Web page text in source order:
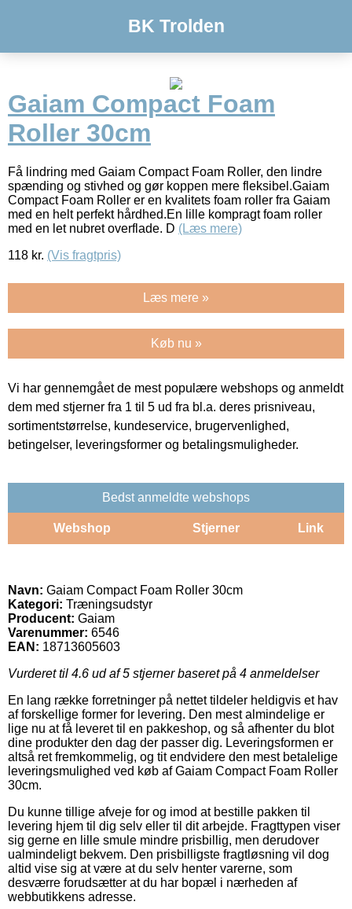
BK Trolden
Gaiam Compact Foam
Roller 30cm
Få lindring med Gaiam Compact Foam Roller, den lindre
spænding og stivhed og gør koppen mere fleksibel.Gaiam
Compact Foam Roller er en kvalitets foam roller fra Gaiam
med en helt perfekt hårdhed.En lille kompragt foam roller
med en let nubret overflade. D (Læs mere)
118 kr. (Vis fragtpris)
Læs mere »
Køb nu »
Vi har gennemgået de mest populære webshops og anmeldt
dem med stjerner fra 1 til 5 ud fra bl.a. deres prisniveau,
sortimentstørrelse, kundeservice, brugervenlighed,
betingelser, leveringsformer og betalingsmuligheder.
Bedst anmeldte webshops
Webshop Stjerner Link
Navn: Gaiam Compact Foam Roller 30cm
Kategori: Træningsudstyr
Producent: Gaiam
Varenummer: 6546
EAN: 18713605603
Vurderet til 4.6 ud af 5 stjerner baseret på 4 anmeldelser
En lang række forretninger på nettet tildeler heldigvis et hav
af forskellige former for levering. Den mest almindelige er
lige nu at få leveret til en pakkeshop, og så afhenter du blot
dine produkter den dag der passer dig. Leveringsformen er
altså ret fremkommelig, og tit endvidere den mest betalelige
leveringsmulighed ved køb af Gaiam Compact Foam Roller
30cm.
Du kunne tillige afveje for og imod at bestille pakken til
levering hjem til dig selv eller til dit arbejde. Fragttypen viser
sig gerne en lille smule mindre prisbillig, men derudover
ualmindeligt bekvem. Den prisbilligste fragtløsning vil dog
altid vise sig at være at du selv henter varerne, som
desværre forudsætter at du har bopæl i nærheden af
webbutikkens adresse.